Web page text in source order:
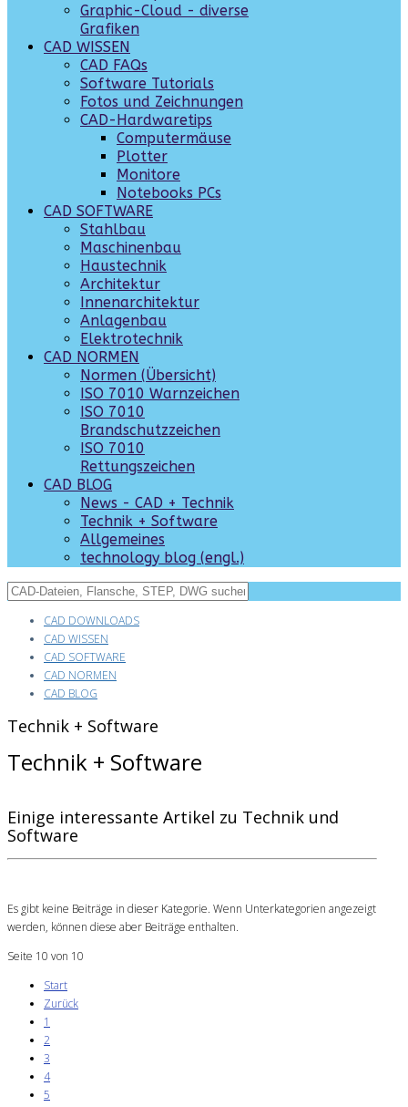
Graphic-Cloud - diverse
Grafiken
CAD WISSEN
CAD FAQs
Software Tutorials
Fotos und Zeichnungen
CAD-Hardwaretips
Computermäuse
Plotter
Monitore
Notebooks PCs
CAD SOFTWARE
Stahlbau
Maschinenbau
Haustechnik
Architektur
Innenarchitektur
Anlagenbau
Elektrotechnik
CAD NORMEN
Normen (Übersicht)
ISO 7010 Warnzeichen
ISO 7010
Brandschutzzeichen
ISO 7010
Rettungszeichen
CAD BLOG
News - CAD + Technik
Technik + Software
Allgemeines
technology blog (engl.)
CAD DOWNLOADS
CAD WISSEN
CAD SOFTWARE
CAD NORMEN
CAD BLOG
Technik + Software
Technik + Software
Einige interessante Artikel zu Technik und
Software
Es gibt keine Beiträge in dieser Kategorie. Wenn Unterkategorien angezeigt
werden, können diese aber Beiträge enthalten.
Seite 10 von 10
Start
Zurück
1
2
3
4
5